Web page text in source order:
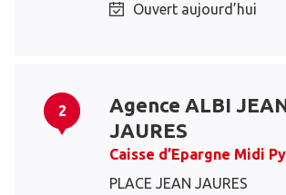
Ouvert aujourd’hui
2
Agence ALBI
JAURES
Caisse d’Epargne Midi
PLACE JEAN JAURES